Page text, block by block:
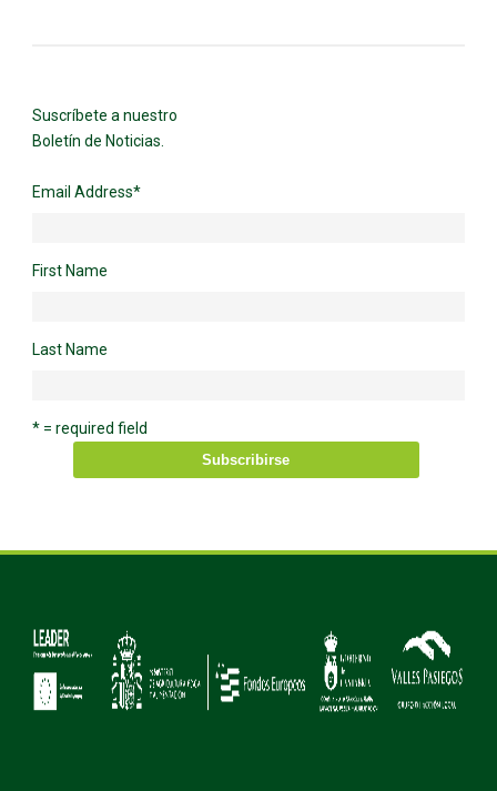
Suscríbete a nuestro
Boletín de Noticias.
Email Address*
First Name
Last Name
* = required field